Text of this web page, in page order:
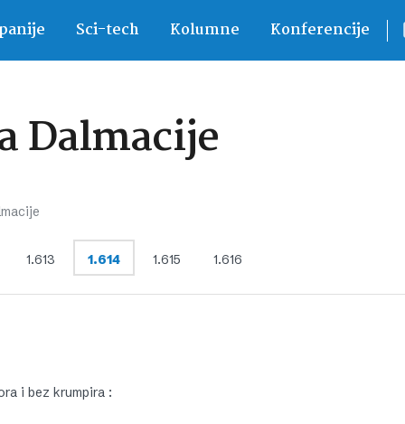
Sci-tech Kolumne Konferencije
Dalmacije
1.613 1.614 1.615 1.616
i bez krumpira :